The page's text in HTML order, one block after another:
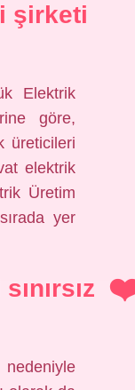
şirketi
Elektrik
göre,
üreticileri
elektrik
Üretim
yer
nedeniyle